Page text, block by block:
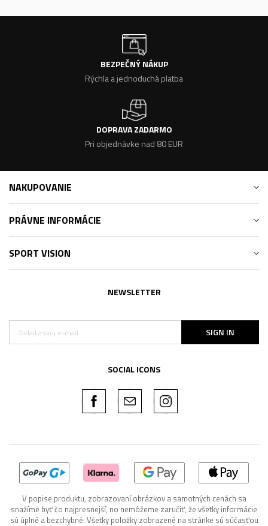
BEZPEČNÝ NÁKUP
Rýchla a jednoduchá platba
DOPRAVA ZADARMO
Pri objednávke nad 80 EUR
NAKUPOVANIE
PRÁVNE INFORMÁCIE
SPORT VISION
NEWSLETTER
SIGN IN
SOCIAL ICONS
V popise produktu, zobrazovaní obrázkov a samotných cenách sa
snažíme byť čo najpresnejší, no nemôžeme zaručiť, že všetky informácie
sú úplné a bezchybné. Všetky položky zobrazené na stránke sú súčasťou